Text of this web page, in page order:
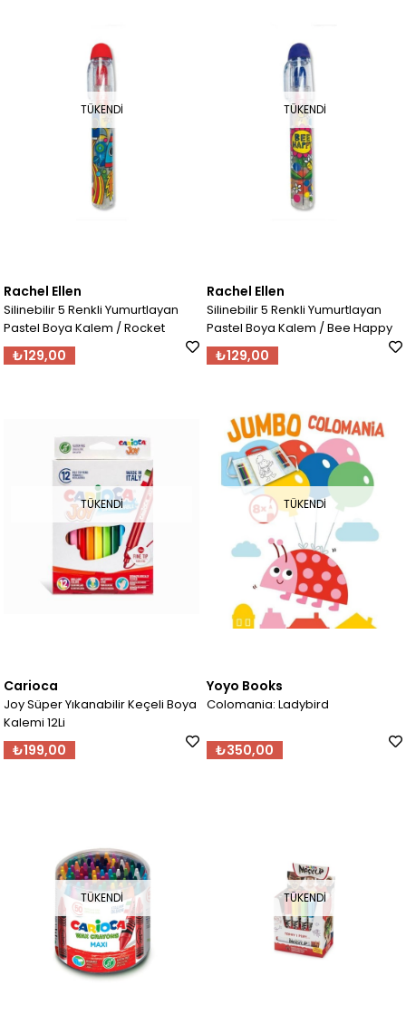
TÜKENDI
Rachel Ellen
Silinebilir 5 Renkli Yumurtlayan
Pastel Boya Kalem / Rocket
₺129,00
TÜKENDI
Rachel Ellen
Silinebilir 5 Renkli Yumurtlayan
Pastel Boya Kalem / Bee Happy
₺129,00
TÜKENDI
Carioca
Joy Süper Yıkanabilir Keçeli Boya
Kalemi 12Li
₺199,00
TÜKENDI
Yoyo Books
Colomania: Ladybird
₺350,00
TÜKENDI TÜKENDI